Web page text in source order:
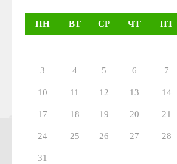
ПН ВТ СР ЧТ ПТ
3 4 5 6 7
10 11 12 13 14
17 18 19 20 21
24 25 26 27 28
31